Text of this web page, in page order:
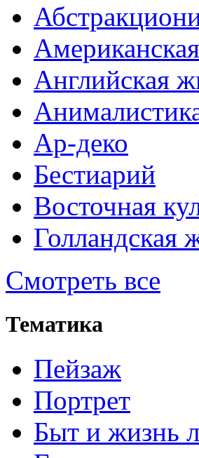
Английская
Ар-деко
Бестиарий
Восточная
Голландская
Смотреть все
Тематика
Пейзаж
Портрет
Быт и жизнь